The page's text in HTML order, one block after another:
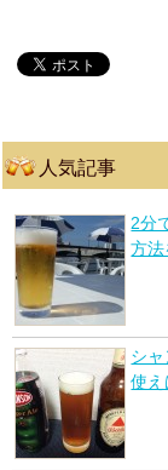
人気記事
2分
方
シ
使え